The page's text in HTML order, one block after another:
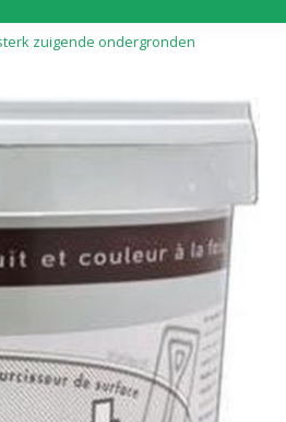
zuigende ondergronden